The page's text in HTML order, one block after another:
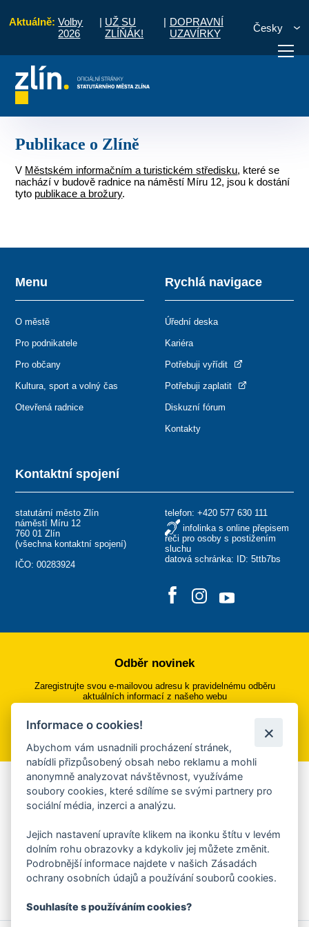
Aktuálně: Volby
2026
| UŽ SU
ZLÍŇÁK!
| DOPRAVNÍ
UZAVÍRKY
Česky
vyřídit Potřebuji zaplatit
Publikace o Zlíně
V Městském informačním a turistickém středisku, které se
nachází v budově radnice na náměstí Míru 12, jsou k dostání
tyto publikace a brožury.
Kontaktní spojení
statutární město Zlín
náměstí Míru 12
760 01 Zlín
(všechna kontaktní spojení)
IČO: 00283924
telefon: +420 577 630 111
infolinka s online přepisem
řeči pro osoby s postižením
sluchu
datová schránka: ID: 5ttb7bs
Menu
O městě
Pro podnikatele
Pro občany
Kultura, sport a volný čas
Otevřená radnice
Rychlá navigace
Úřední deska
Kariéra
Potřebuji vyřídit
Potřebuji zaplatit
Diskuzní fórum
Kontakty
Odběr novinek
Zaregistrujte svou e-mailovou adresu k pravidelnému odběru
aktuálních informací z našeho webu
Přihlásit se k odběru
Aplikace Mobilní rozhlas
Chcete dostávat do svého mobilu či mailu upozornění na
ankety, pozvánky na kulturní a sportovní akce?
Více informací o aplikaci
Informace o cookies!
Abychom vám usnadnili procházení stránek,
nabídli přizpůsobený obsah nebo reklamu a mohli
anonymně analyzovat návštěvnost, využíváme
soubory cookies, které sdílíme se svými partnery pro
sociální média, inzerci a analýzu.
Jejich nastavení upravíte klikem na ikonku štítu v levém
dolním rohu obrazovky a kdykoliv jej můžete změnit.
Podrobnější informace najdete v našich Zásadách
ochrany osobních údajů a používání souborů cookies.
Souhlasíte s používáním cookies?